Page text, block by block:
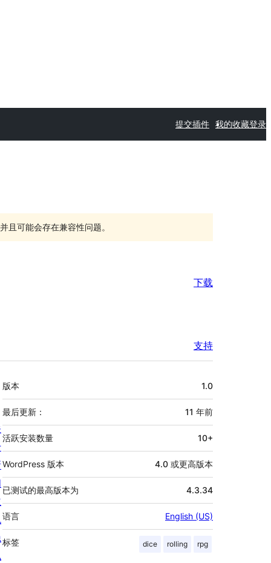
提交插件 我的收藏登录
且可能会存在兼容性问题。
下载
支持
额
外
信
息
版本 1.0
最后更新： 11 年前
活跃安装数量 10+
WordPress 版本 4.0 或更高版本
已测试的最高版本为 4.3.34
语言 English (US)
标签 dice rolling rpg